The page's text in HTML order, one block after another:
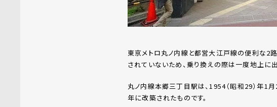
東京メトロ丸ノ内線と都営大江戸線の便利な2
されていないため、乗り換えの際は一度地上に
丸ノ内線本郷三丁目駅は、1954（昭和29）年1
年に改築されたものです。